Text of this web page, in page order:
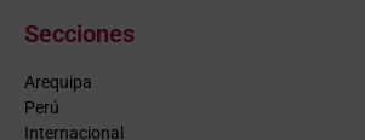
Secciones
Arequipa
Perú
Internacional